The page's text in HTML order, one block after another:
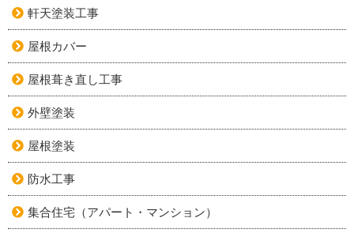
軒天塗装工事
屋根カバー
屋根葺き直し工事
外壁塗装
屋根塗装
防水工事
集合住宅（アパート・マンション）